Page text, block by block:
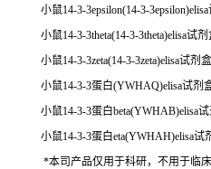
小鼠14-3-3epsilon(14-3-
小鼠14-3-3theta(14-3-3theta)elisa试
小鼠14-3-3zeta(14-3-3zeta)elisa试剂盒
小鼠14-3-3蛋白(YWHAQ)elisa试剂
小鼠14-3-3蛋白beta(YWHAB)elisa
小鼠14-3-3蛋白eta(YWHAH)elisa试
*本司产品仅用于科研，不用于临床